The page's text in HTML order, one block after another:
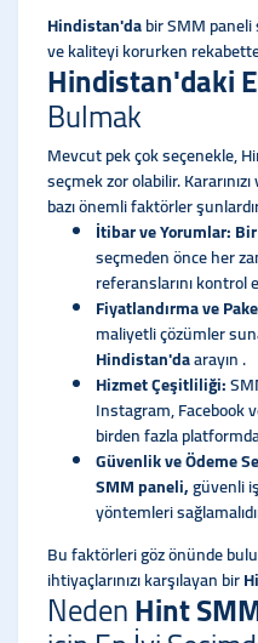
Hindistan'dabir SMM paneli
ve kaliteyi korurken
Hindistan'daki
Bulmak
Mevcut pek çok seçenekle,
seçmek zor olabilir.
bazı önemli faktörler
İtibar ve Yorumlar:
seçmeden önce her
referanslarını kontrol
Fiyatlandırma ve
maliyetli çözümler
Hindistan'daarayın .
Hizmet Çeşitliliği:
Instagram, Facebook
birden fazla
Güvenlik ve Ödeme
SMM paneli,güvenli
yöntemleri
Bu faktörleri göz önünde
ihtiyaçlarınızı karşılayan bir
NedenHint